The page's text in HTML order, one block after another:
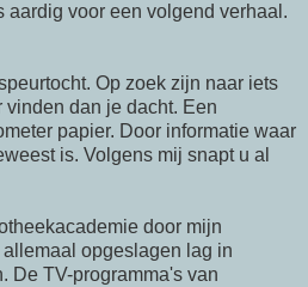
aardig voor een volgend verhaal.
Op zoek zijn naar iets
dan je dacht. Een
papier. Door informatie waar
is. Volgens mij snapt u al
door mijn
opgeslagen lag in
De TV-programma's van